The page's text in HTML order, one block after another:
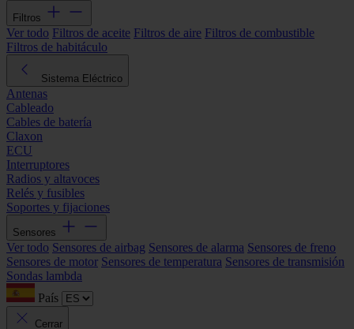
Filtros
Ver todo Filtros de aceite Filtros de aire Filtros de combustible
Filtros de habitáculo
Sistema Eléctrico
Antenas
Cableado
Cables de batería
Claxon
ECU
Interruptores
Radios y altavoces
Relés y fusibles
Soportes y fijaciones
Sensores
Ver todo Sensores de airbag Sensores de alarma Sensores de freno
Sensores de motor Sensores de temperatura Sensores de transmisión
Sondas lambda
País
Cerrar